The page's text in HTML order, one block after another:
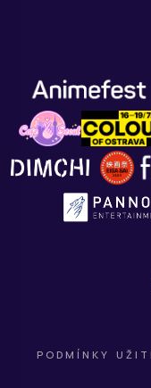
PODMÍNKY UŽITÍ